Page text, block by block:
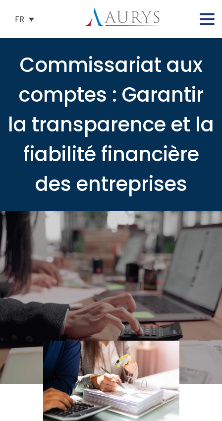
FR
Commissariat aux
comptes : Garantir
la transparence et la
fiabilité financière
des entreprises